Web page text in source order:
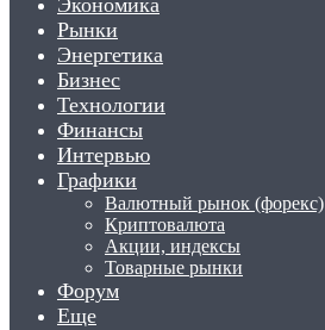
Экономика
Рынки
Энергетика
Бизнес
Технологии
Финансы
Интервью
Графики
Валютный рынок (форекс)
Криптовалюта
Акции, индексы
Товарные рынки
Форум
Еще